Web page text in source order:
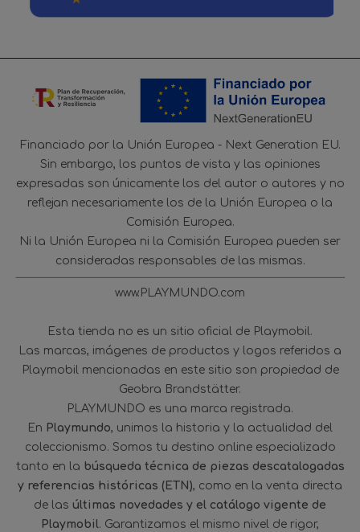
Financiado por la Unión Europea - Next Generation EU.
Sin embargo, los puntos de vista y las opiniones
expresadas son únicamente los del autor o autores y no
reflejan necesariamente los de la Unión Europea o la
Comisión Europea.
Ni la Unión Europea ni la Comisión Europea pueden ser
consideradas responsables de las mismas.
www.PLAYMUNDO.com
Esta tienda no es un sitio oficial de Playmobil.
Las marcas, imágenes de productos y logos referidos a
Playmobil mencionadas en este sitio son propiedad de
Geobra Brandstätter.
PLAYMUNDO es una marca registrada.
En Playmundo, unimos la historia y la actualidad del
coleccionismo. Somos tu destino online especializado
tanto en la búsqueda técnica de piezas descatalogadas
y referencias históricas (ETN), como en la venta directa
de las últimas novedades y el catálogo vigente de
Playmobil. Garantizamos el mismo nivel de rigor,